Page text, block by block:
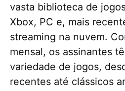
vasta biblioteca de
Xbox, PC e, mais
streaming na nuvem.
mensal, os assinantes
variedade de jogos,
recentes até clássicos